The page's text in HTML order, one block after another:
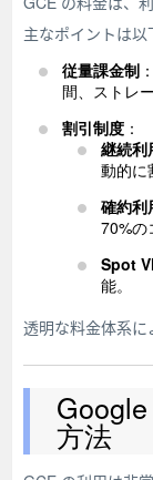
主なポイントは以
従量課金制
間、ストレ
割引制度 ：
継続利
動的に
確約利
70%の
Spot
能。
透明な料金体系に
方法